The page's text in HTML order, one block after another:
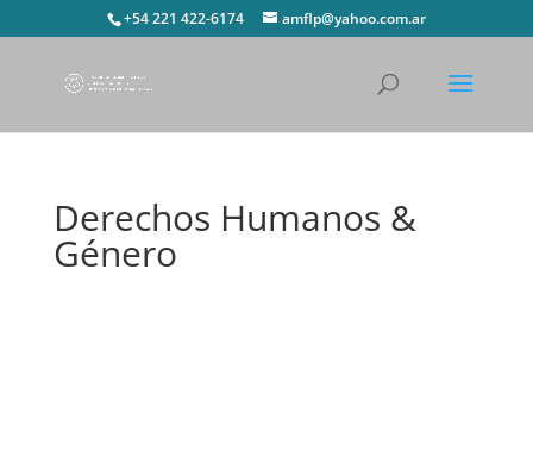
+54 221 422-6174 amflp@yahoo.com.ar
Derechos Humanos &
Género